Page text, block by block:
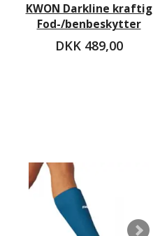
KWON Darkline kraftig
Fod-/benbeskytter
DKK 489,00